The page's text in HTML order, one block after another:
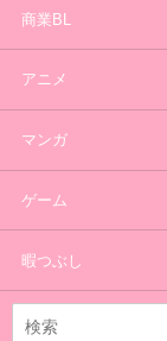
商業BL
アニメ
マンガ
ゲーム
暇つぶし